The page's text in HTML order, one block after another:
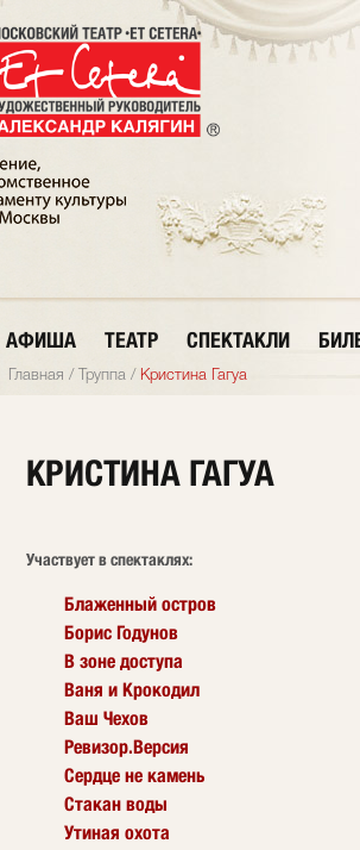
АФИША ТЕАТР СПЕКТАКЛИ
Главная / Труппа / Кристина Гагуа
КРИСТИНА ГАГУА
Участвует в спектаклях:
Блаженный остров
Борис Годунов
В зоне доступа
Ваня и Крокодил
Ваш Чехов
Ревизор.Версия
Сердце не камень
Стакан воды
Утиная охота